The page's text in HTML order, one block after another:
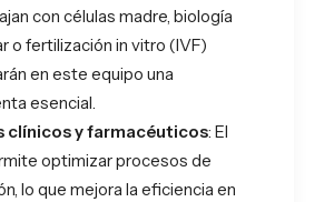
con células madre, biología
o fertilización in vitro (IVF)
en este equipo una
esencial.
clínicos y farmacéuticos: El
optimizar procesos de
lo que mejora la eficiencia en